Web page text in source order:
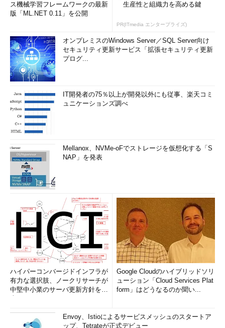
ス機械学習フレームワークの最新
版「ML.NET 0.11」を公開
生産性と組織力を高める鍵
PR(ITmedia エンタープライズ)
オンプレミスのWindows Server／SQL Server向け
セキュリティ更新サービス「拡張セキュリティ更新
プログ...
IT開発者の75％以上が開発以外にも従事、楽天コミ
ュニケーションズ調べ
Mellanox、NVMe-oFでストレージを仮想化する「S
NAP」を発表
ハイパーコンバージドインフラが
有力な選択肢、ノークリサーチが
中堅中小業のサーバ更新方針を調
Google Cloudのハイブリッドソリ
ューション「Cloud Services Plat
form」はどうなるのか聞い...
Envoy、Istioによるサービスメッシュのスタートア
ップ、Tetrateが正式デビュー